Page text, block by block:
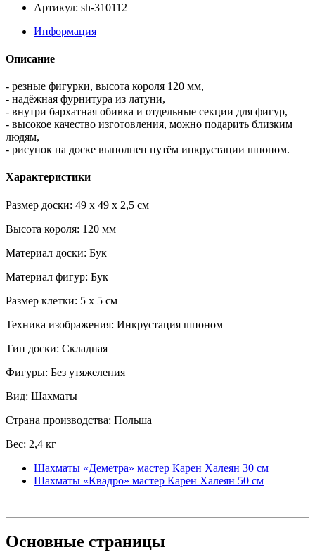
Артикул: sh-310112
Информация
Описание
- резные фигурки, высота короля 120 мм,
- надёжная фурнитура из латуни,
- внутри бархатная обивка и отдельные секции для фигур,
- высокое качество изготовления, можно подарить близким
людям,
- рисунок на доске выполнен путём инкрустации шпоном.
Характеристики
Размер доски: 49 x 49 x 2,5 см
Высота короля: 120 мм
Материал доски: Бук
Материал фигур: Бук
Размер клетки: 5 x 5 см
Техника изображения: Инкрустация шпоном
Тип доски: Складная
Фигуры: Без утяжеления
Вид: Шахматы
Страна производства: Польша
Вес: 2,4 кг
Шахматы «Деметра» мастер Карен Халеян 30 см
Шахматы «Квадро» мастер Карен Халеян 50 см
Основные страницы